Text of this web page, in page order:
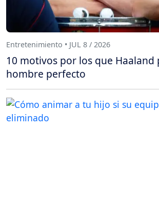
Entretenimiento • JUL 8 / 2026
10 motivos por los que Haaland
hombre perfecto